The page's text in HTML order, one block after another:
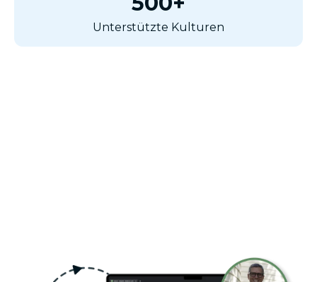
Unterstützte Kulturen